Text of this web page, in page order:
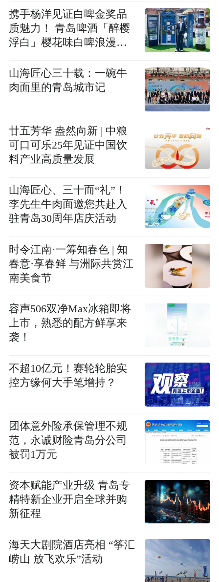
携手杨洋见证白啤金奖品
质魅力！ 青岛啤酒「醉樱
浮白」樱花味白啤浪漫上
山海匠心三十载：一碗牛
肉面里的青岛城市记
廿五芳华 盎然向新 | 中粮
可口可乐25年见证中国饮
料产业高质量发展
山海匠心、三十而“礼”！
李先生牛肉面邀您共赴入
驻青岛30周年店庆活动
时令江南·一筹知春色 | 知
春意·享春鲜 与洲际共赏江
南美食节
容声506双净Max冰箱即将
上市，熟悉的配方鲜享来
袭！
不超10亿元！赛轮轮胎实
控方缘何大手笔增持？
团体意外险承保管理不规
范，永诚财险青岛分公司
被罚1万元
资本赋能产业升级 青岛专
精特新企业开启全球并购
新征程
海天大剧院酒店亮相 “筝汇
崂山 放飞欢乐”活动